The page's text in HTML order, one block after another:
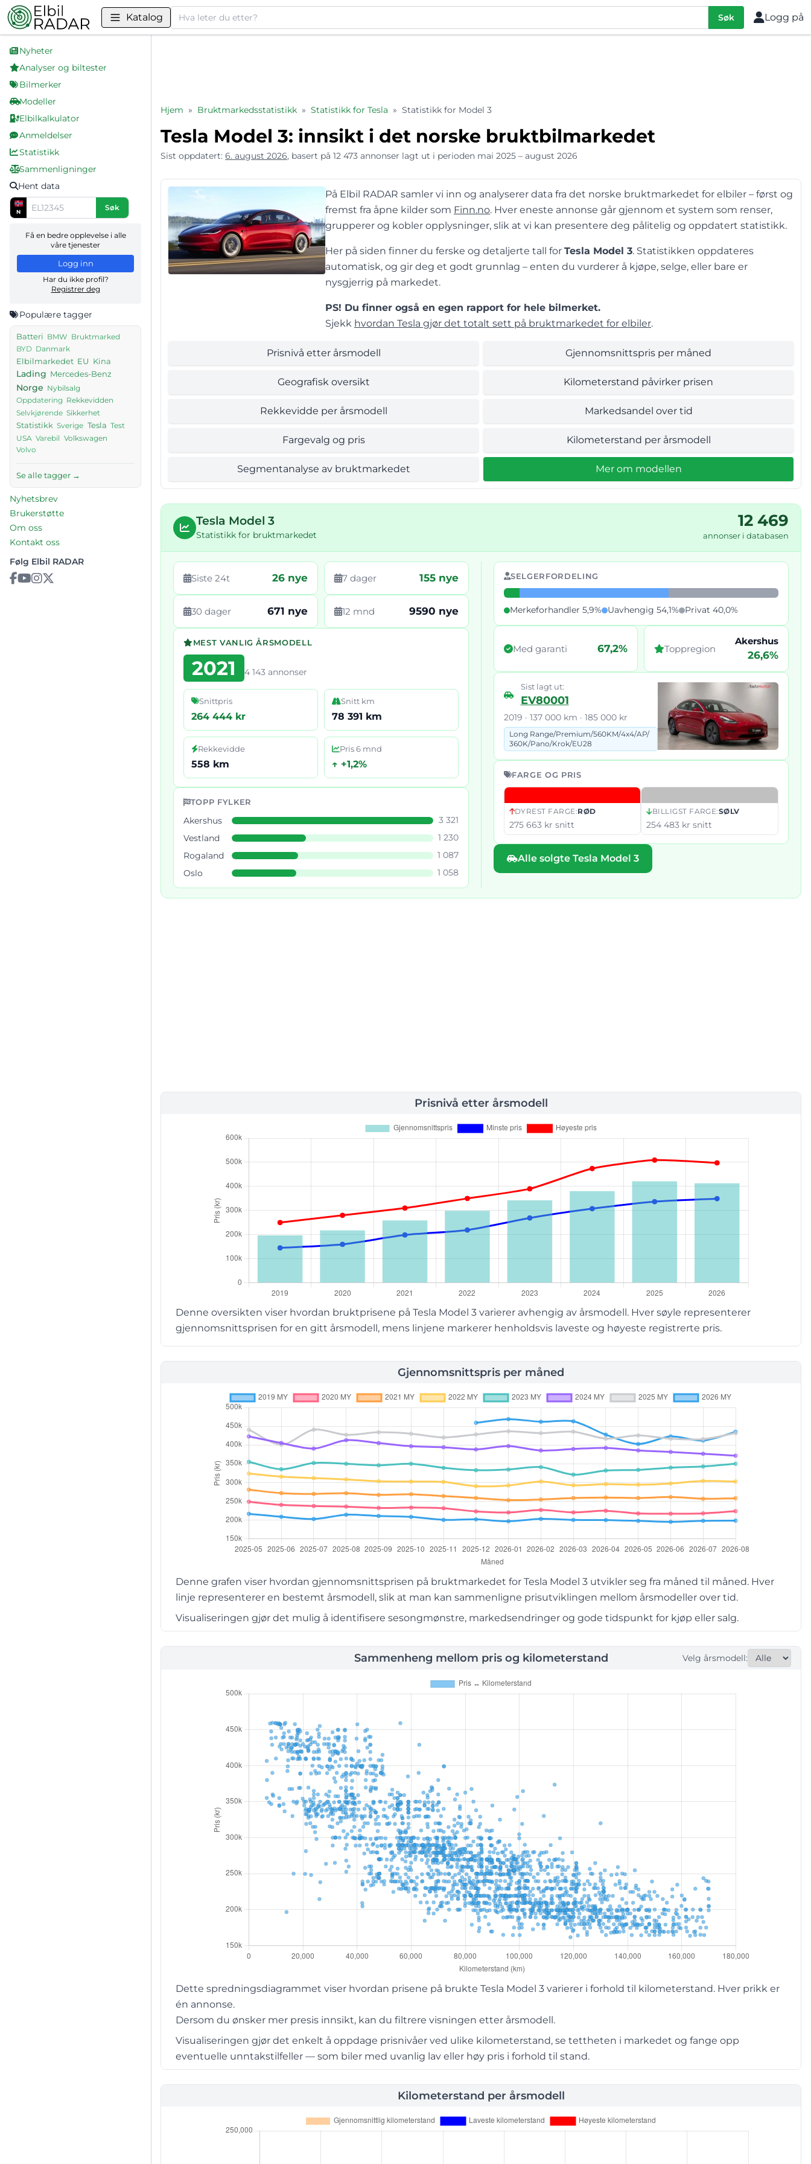
Katalog Søk Søk Logg på
Nyheter
Analyser og biltester
Bilmerker
Modeller
Elbilkalkulator
Anmeldelser
Statistikk
Sammenligninger
Hent data
N Søk
Få en bedre opplevelse i alle
våre tjenester
Logg inn
Har du ikke profil?
Registrer deg
Populære tagger
Batteri BMW Bruktmarked
BYD Danmark
Elbilmarkedet EU Kina
Lading Mercedes-Benz
Norge Nybilsalg
Oppdatering Rekkevidden
Selvkjørende Sikkerhet
Statistikk Sverige Tesla Test
USA Varebil Volkswagen
Volvo
Se alle tagger →
Nyhetsbrev
Brukerstøtte
Om oss
Kontakt oss
Følg Elbil RADAR
Hjem » Bruktmarkedsstatistikk » Statistikk for Tesla » Statistikk for Model 3
Tesla Model 3: innsikt i det norske bruktbilmarkedet
Sist oppdatert: 6. august 2026, basert på 12 473 annonser lagt ut i perioden mai 2025 – august 2026
På Elbil RADAR samler vi inn og analyserer data fra det norske bruktmarkedet for elbiler – først og
fremst fra åpne kilder som Finn.no. Hver eneste annonse går gjennom et system som renser,
grupperer og kobler opplysninger, slik at vi kan presentere deg pålitelig og oppdatert statistikk.
Her på siden finner du ferske og detaljerte tall for Tesla Model 3. Statistikken oppdateres
automatisk, og gir deg et godt grunnlag – enten du vurderer å kjøpe, selge, eller bare er
nysgjerrig på markedet.
PS! Du finner også en egen rapport for hele bilmerket.
Sjekk hvordan Tesla gjør det totalt sett på bruktmarkedet for elbiler.
Prisnivå etter årsmodell Gjennomsnittspris per måned
Geografisk oversikt Kilometerstand påvirker prisen
Rekkevidde per årsmodell Markedsandel over tid
Fargevalg og pris Kilometerstand per årsmodell
Segmentanalyse av bruktmarkedet Mer om modellen
Tesla Model 3
Statistikk for bruktmarkedet
12 469
annonser i databasen
Siste 24t 26 nye 7 dager 155 nye
30 dager 671 nye 12 mnd 9590 nye
MEST VANLIG ÅRSMODELL
2021 4 143 annonser
Snittpris
264 444 kr
Snitt km
78 391 km
Rekkevidde
558 km
Pris 6 mnd
↑ +1,2%
TOPP FYLKER
Akershus
3 321
Vestland
1 230
Rogaland
1 087
Oslo
1 058
SELGERFORDELING
Merkeforhandler 5,9% Uavhengig 54,1% Privat 40,0%
Med garanti 67,2% Toppregion
Akershus
26,6%
Sist lagt ut:
EV80001
2019 · 137 000 km · 185 000 kr
Long Range/Premium/560KM/4x4/AP/
360K/Pano/Krok/EU28
FARGE OG PRIS
DYREST FARGE:RØD
275 663 kr snitt
BILLIGST FARGE:SØLV
254 483 kr snitt
Alle solgte Tesla Model 3
Prisnivå etter årsmodell
Denne oversikten viser hvordan bruktprisene på Tesla Model 3 varierer avhengig av årsmodell. Hver søyle representerer
gjennomsnittsprisen for en gitt årsmodell, mens linjene markerer henholdsvis laveste og høyeste registrerte pris.
Gjennomsnittspris per måned
Denne grafen viser hvordan gjennomsnittsprisen på bruktmarkedet for Tesla Model 3 utvikler seg fra måned til måned. Hver
linje representerer en bestemt årsmodell, slik at man kan sammenligne prisutviklingen mellom årsmodeller over tid.
Visualiseringen gjør det mulig å identifisere sesongmønstre, markedsendringer og gode tidspunkt for kjøp eller salg.
Sammenheng mellom pris og kilometerstand Velg årsmodell:
Dette spredningsdiagrammet viser hvordan prisene på brukte Tesla Model 3 varierer i forhold til kilometerstand. Hver prikk er
én annonse.
Dersom du ønsker mer presis innsikt, kan du filtrere visningen etter årsmodell.
Visualiseringen gjør det enkelt å oppdage prisnivåer ved ulike kilometerstand, se tettheten i markedet og fange opp
eventuelle unntakstilfeller — som biler med uvanlig lav eller høy pris i forhold til stand.
Kilometerstand per årsmodell